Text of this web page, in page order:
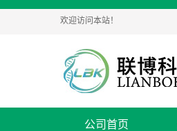
欢迎访问本站！
公司首页